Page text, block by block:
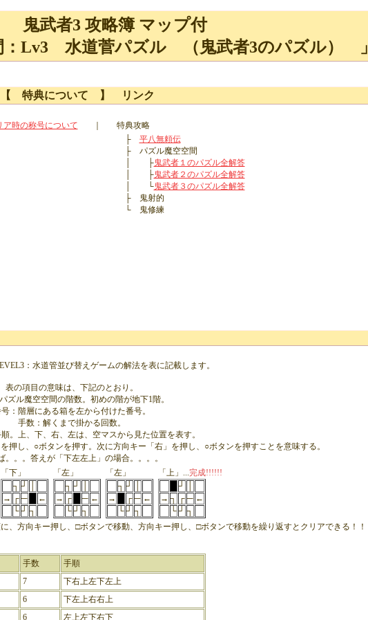
鬼武者3 攻略簿 マップ付
：Lv3 水道菅パズル （鬼武者3のパズル） 」
【 特典について 】 リンク
ア時の称号について
特典攻略
├ 平八無頼伝
├ パズル魔空空間
│ ├鬼武者１のパズル全解答
│ ├鬼武者２のパズル全解答
│ └鬼武者３のパズル全解答
├ 鬼射的
└ 鬼修練
：水道管並び替えゲームの解法を表に記載します。
表の項目の意味は、下記のとおり。
ズル魔空空間の階数。初めの階が地下1階。
：階層にある箱を左から付けた番号。
手数：解くまで掛かる回数。
。上、下、右、左は、空マスから見た位置を表す。
押し、○ボタンを押す。次に方向キー「右」を押し、○ボタンを押すことを意味する。
。。。答えが「下左左上」の場合。。。。
「下」
┐ ┘
→ ┌ ─
←
└ ┘ ┐
「左」
┐ ┘
→ ┌ ─ ←
└ ┘ ┐
「左」
┐ ┘
→
┌ ─ ←
└ ┘ ┐
「上」...完成!!!!!!
┘
→ ┐ ┌ ─ ←
└ ┘ ┐
、方向キー押し、□ボタンで移動、方向キー押し、□ボタンで移動を繰り返すとクリアできる！！
手数 手順
7
下右上左下左上
6
下左上右右上
6 左上左下右下